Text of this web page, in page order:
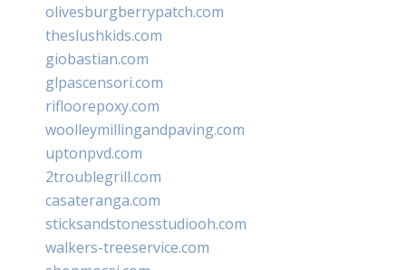
olivesburgberrypatch.com
theslushkids.com
giobastian.com
glpascensori.com
rifloorepoxy.com
woolleymillingandpaving.com
uptonpvd.com
2troublegrill.com
casateranga.com
sticksandstonesstudiooh.com
walkers-treeservice.com